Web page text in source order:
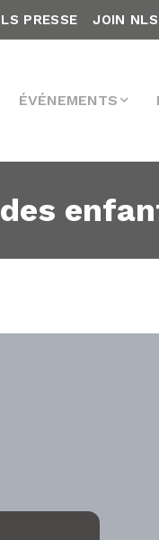
PRESSE JOIN
ÉVÉNEMENTS